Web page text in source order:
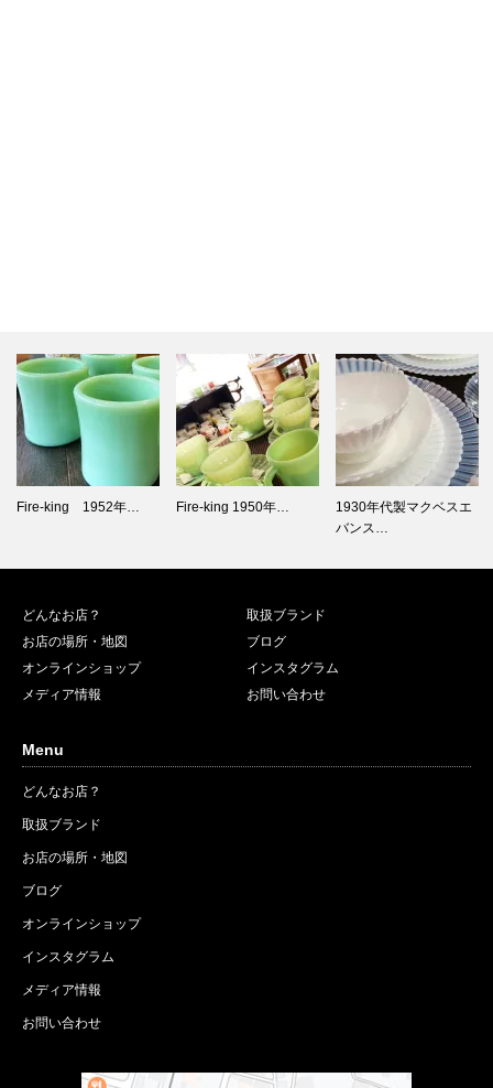
Fire-king 1950年…
1930年代製マクベスエ
1980年代イタリア製 ヴ
ィン…
どんなお店？
取扱ブランド
お店の場所・地図
ブログ
オンラインショップ
インスタグラム
メディア情報
お問い合わせ
Menu
どんなお店？
取扱ブランド
お店の場所・地図
ブログ
オンラインショップ
インスタグラム
メディア情報
お問い合わせ